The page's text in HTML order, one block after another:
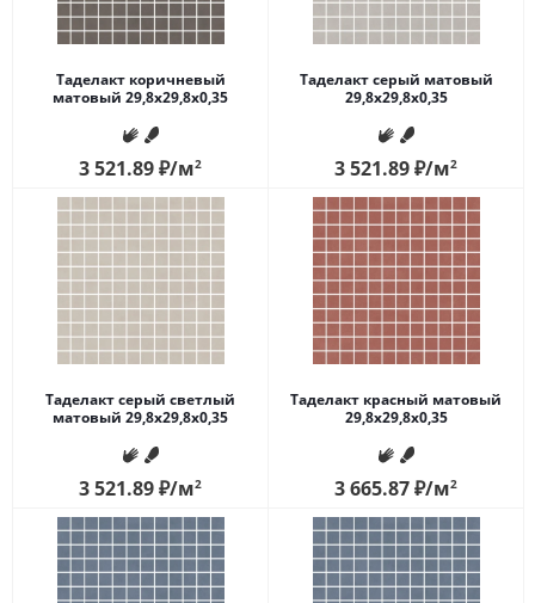
Таделакт коричневый
матовый 29,8x29,8x0,35
3 521.89₽/м2
Таделакт серый матовый
29,8x29,8x0,35
3 521.89₽/м2
Таделакт серый светлый
матовый 29,8x29,8x0,35
3 521.89₽/м2
Таделакт красный матовый
29,8x29,8x0,35
3 665.87₽/м2